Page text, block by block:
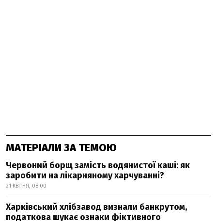
МАТЕРІАЛИ ЗА ТЕМОЮ
Червоний борщ замість водянистої каші: як
заробити на лікарняному харчуванні?
21 КВІТНЯ, 08:00
Харківський хлібзавод визнали банкрутом,
податкова шукає ознаки фіктивного